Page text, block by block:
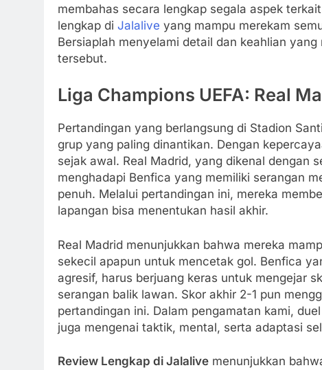
membahas secara lengkap segala aspek
lengkap di Jalalive yang mampu merekam
Bersiaplah menyelami detail dan keahlian
tersebut.
Liga Champions UEFA: Real
Pertandingan yang berlangsung di Stadion
grup yang paling dinantikan. Dengan
sejak awal. Real Madrid, yang dikenal dengan
menghadapi Benfica yang memiliki serangan
penuh. Melalui pertandingan ini, mereka
lapangan bisa menentukan hasil akhir.
Real Madrid menunjukkan bahwa mereka
sekecil apapun untuk mencetak gol. Benfica
agresif, harus berjuang keras untuk mengejar
serangan balik lawan. Skor akhir 2-1 pun
pertandingan ini. Dalam pengamatan kami,
juga mengenai taktik, mental, serta adaptasi
Review Lengkap di Jalalive menunjukkan